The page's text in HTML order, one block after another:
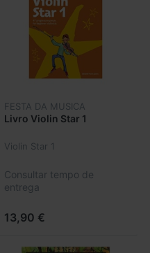
FESTA DA MUSICA
Livro Violin Star 1
Violin Star 1
Consultar tempo de
entrega
13,90 €